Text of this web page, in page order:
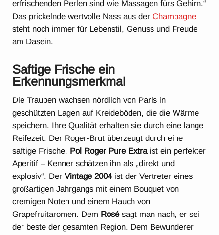
erfrischenden Perlen sind wie Massagen fürs Gehirn.“
Das prickelnde wertvolle Nass aus derChampagne
steht noch immer für Lebenstil, Genuss und Freude
am Dasein.
Saftige Frische ein
Erkennungsmerkmal
Die Trauben wachsen nördlich von Paris in
geschützten Lagen auf Kreideböden, die die Wärme
speichern. Ihre Qualität erhalten sie durch eine lange
Reifezeit. Der Roger-Brut überzeugt durch eine
saftige Frische. Pol Roger Pure Extraist ein perfekter
Aperitif – Kenner schätzen ihn als „direkt und
explosiv“. DerVintage 2004ist der Vertreter eines
großartigen Jahrgangs mit einem Bouquet von
cremigen Noten und einem Hauch von
Grapefruitaromen. Dem Rosésagt man nach, er sei
der beste der gesamten Region. Dem Bewunderer